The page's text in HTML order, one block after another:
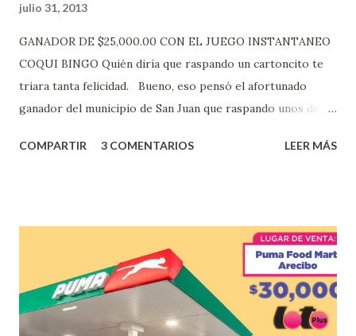
julio 31, 2013
GANADOR DE $25,000.00 CON EL JUEGO INSTANTANEO
COQUI BINGO Quién diría que raspando un cartoncito te
triara tanta felicidad. Bueno, eso pensó el afortunado
ganador del municipio de San Juan que raspando unos de
obtuvo un premio de $25,000,00 dólares. Este es el anuncio
ganador fue vendido en la farmacia Yarimar de la
Urbanización Las Lomas en el Municipio de San Juan
¡Enhorabuena que lo disfrute!
...
COMPARTIR 3 COMENTARIOS LEER MÁS